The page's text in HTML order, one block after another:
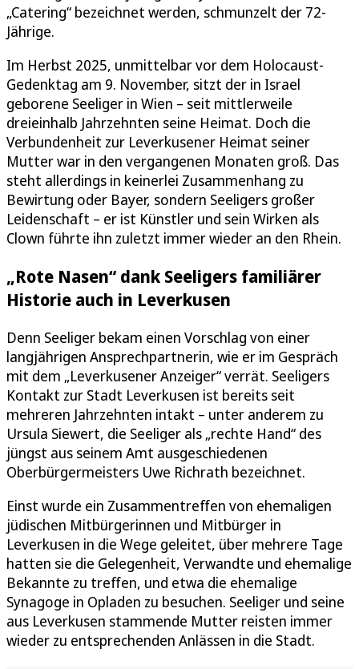
„Catering“ bezeichnet werden, schmunzelt der 72-
Jährige.
Im Herbst 2025, unmittelbar vor dem Holocaust-
Gedenktag am 9. November, sitzt der in Israel
geborene Seeliger in Wien – seit mittlerweile
dreieinhalb Jahrzehnten seine Heimat. Doch die
Verbundenheit zur Leverkusener Heimat seiner
Mutter war in den vergangenen Monaten groß. Das
steht allerdings in keinerlei Zusammenhang zu
Bewirtung oder Bayer, sondern Seeligers großer
Leidenschaft – er ist Künstler und sein Wirken als
Clown führte ihn zuletzt immer wieder an den Rhein.
„Rote Nasen“ dank Seeligers familiärer
Historie auch in Leverkusen
Denn Seeliger bekam einen Vorschlag von einer
langjährigen Ansprechpartnerin, wie er im Gespräch
mit dem „Leverkusener Anzeiger“ verrät. Seeligers
Kontakt zur Stadt Leverkusen ist bereits seit
mehreren Jahrzehnten intakt – unter anderem zu
Ursula Siewert, die Seeliger als „rechte Hand“ des
jüngst aus seinem Amt ausgeschiedenen
Oberbürgermeisters Uwe Richrath bezeichnet.
Einst wurde ein Zusammentreffen von ehemaligen
jüdischen Mitbürgerinnen und Mitbürger in
Leverkusen in die Wege geleitet, über mehrere Tage
hatten sie die Gelegenheit, Verwandte und ehemalige
Bekannte zu treffen, und etwa die ehemalige
Synagoge in Opladen zu besuchen. Seeliger und seine
aus Leverkusen stammende Mutter reisten immer
wieder zu entsprechenden Anlässen in die Stadt.